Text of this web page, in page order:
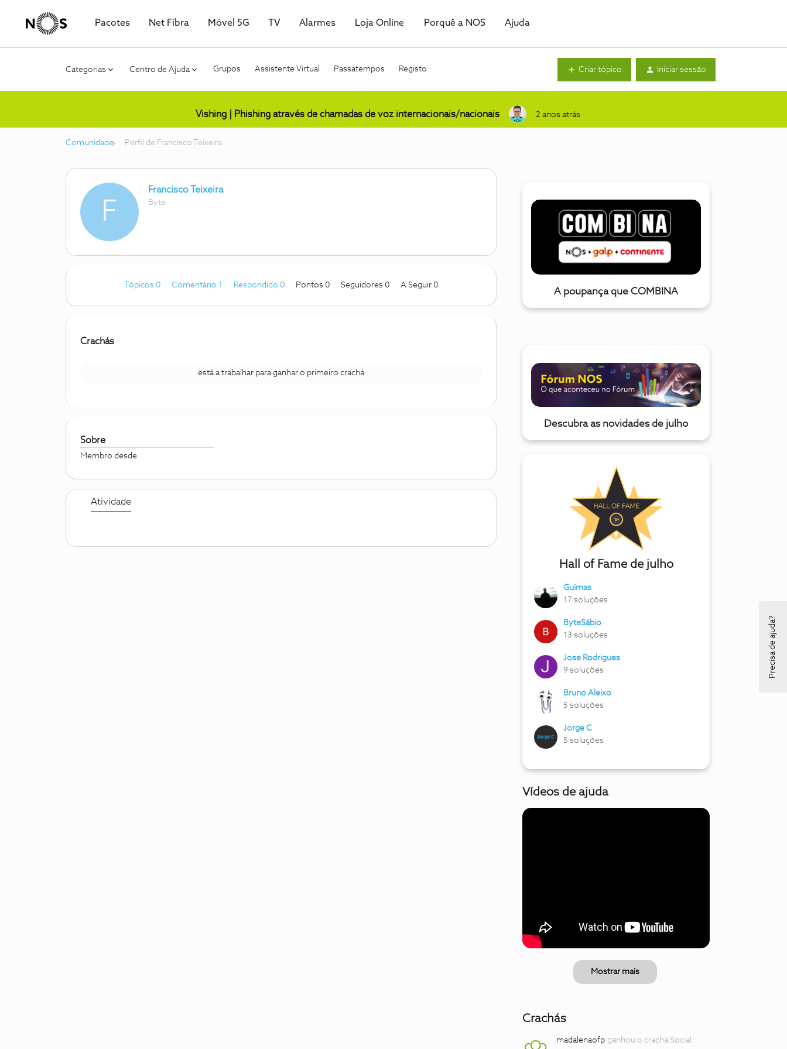
Pacotes Net Fibra Móvel 5G TV Alarmes Loja Online Porquê a NOS Ajuda
Categorias Centro de Ajuda Grupos Assistente Virtual Passatempos Registo Criar tópico Iniciar sessão
Vishing | Phishing através de chamadas de voz internacionais/nacionais 2 anos atrás
Comunidade Perfil de Francisco Teixeira
F
Francisco Teixeira
Byte
Tópicos 0 Comentário 1 Respondido 0 Pontos 0 Seguidores 0 A Seguir 0
Crachás
está a trabalhar para ganhar o primeiro crachá
Sobre
Membro desde
Atividade
A poupança que COMBINA
Descubra as novidades de julho
Hall of Fame de julho
Guimas
17 soluções
ByteSábio
13 soluções
Jose Rodrigues
9 soluções
Bruno Aleixo
5 soluções
Jorge C
5 soluções
Vídeos de ajuda
Mostrar mais
Crachás
madalenaofp ganhou o crachá Social
Precisa de ajuda?